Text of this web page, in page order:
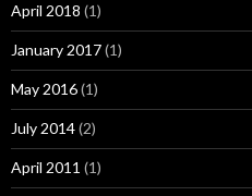
April 2018 (1)
January 2017(1)
May 2016(1)
July 2014(2)
April 2011 (1)